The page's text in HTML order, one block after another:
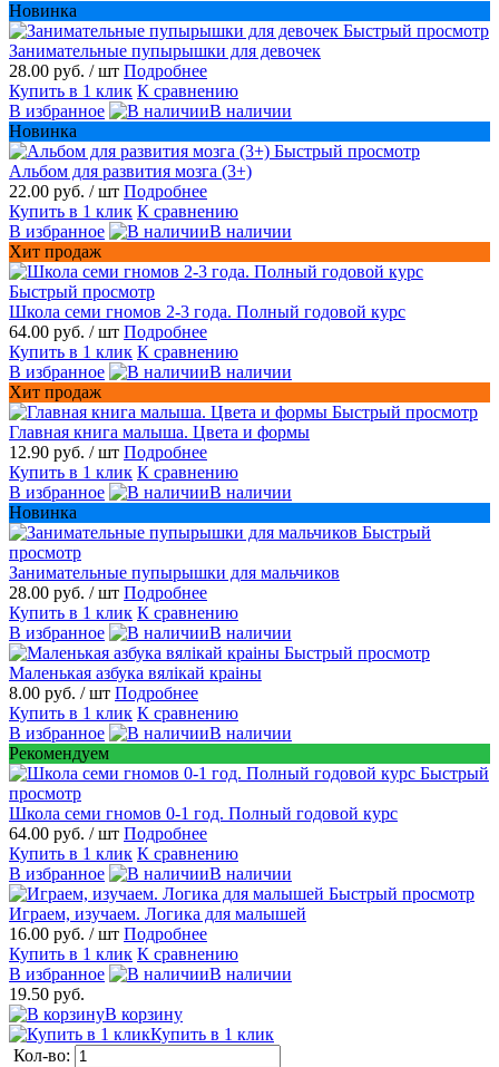
Новинка
Быстрый просмотр
Занимательные пупырышки для девочек
28.00 руб. / шт Подробнее
Купить в 1 клик К сравнению
В избранное
В наличии
Новинка
Быстрый просмотр
Альбом для развития мозга (3+)
22.00 руб. / шт Подробнее
Купить в 1 клик К сравнению
В избранное
В наличии
Хит продаж
Быстрый просмотр
Школа семи гномов 2-3 года. Полный годовой курс
64.00 руб. / шт Подробнее
Купить в 1 клик К сравнению
В избранное
В наличии
Хит продаж
Быстрый просмотр
Главная книга малыша. Цвета и формы
12.90 руб. / шт Подробнее
Купить в 1 клик К сравнению
В избранное
В наличии
Новинка
Быстрый
просмотр
Занимательные пупырышки для мальчиков
28.00 руб. / шт Подробнее
Купить в 1 клик К сравнению
В избранное
В наличии
Быстрый просмотр
Маленькая азбука вялікай краіны
8.00 руб. / шт Подробнее
Купить в 1 клик К сравнению
В избранное
В наличии
Рекомендуем
Быстрый
просмотр
Школа семи гномов 0-1 год. Полный годовой курс
64.00 руб. / шт Подробнее
Купить в 1 клик К сравнению
В избранное
В наличии
Быстрый просмотр
Играем, изучаем. Логика для малышей
16.00 руб. / шт Подробнее
Купить в 1 клик К сравнению
В избранное
В наличии
19.50 руб.
В корзину
Купить в 1 клик
Кол-во: